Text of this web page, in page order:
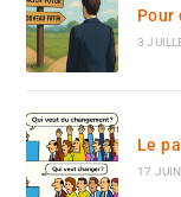
Pour
3
Le
17